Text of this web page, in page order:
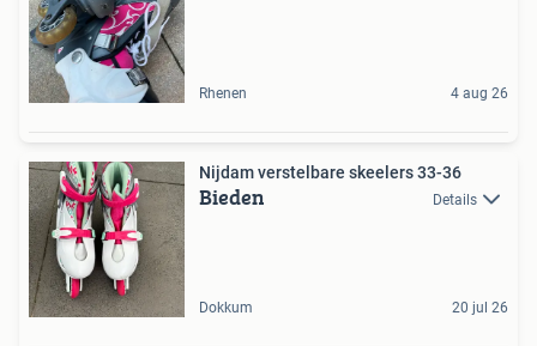
Rhenen 4 aug 26
Nijdam verstelbare skeelers 33-36
Bieden Details
Dokkum 20 jul 26